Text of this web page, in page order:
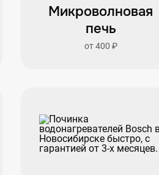
Микроволновая
печь
от 400 ₽